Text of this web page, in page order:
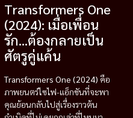
Transformers One
(2024): เมื่อเพื่อน
รัก…ต้องกลายเป็น
ศัตรูคู่แค้น
Transformers One (2024) คือ
ภาพยนตร์ไซไฟ-แอ็กชันที่จะพา
คุณย้อนกลับไปสู่เรื่องราวต้น